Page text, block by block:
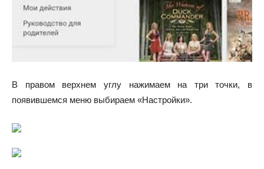
В правом верхнем углу нажимаем на три точки, в
появившемся меню выбираем «Настройки».